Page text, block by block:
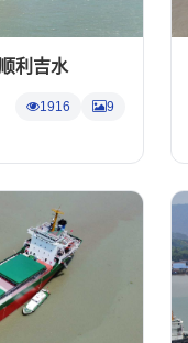
利吉水
1916 9